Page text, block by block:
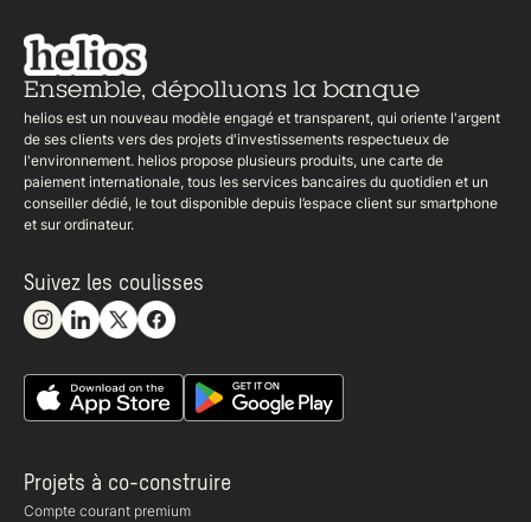
Ensemble, dépolluons la banque
helios est un nouveau modèle engagé et transparent, qui oriente l'argent
de ses clients vers des projets d'investissements respectueux de
l'environnement. helios propose plusieurs produits, une carte de
paiement internationale, tous les services bancaires du quotidien et un
conseiller dédié, le tout disponible depuis l’espace client sur smartphone
et sur ordinateur.
Suivez les coulisses
Projets à co-construire
Compte courant premium